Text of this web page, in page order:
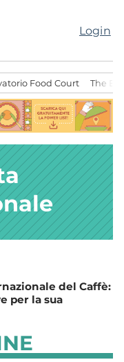
Login
Food Court The
del Caffè:
per la sua